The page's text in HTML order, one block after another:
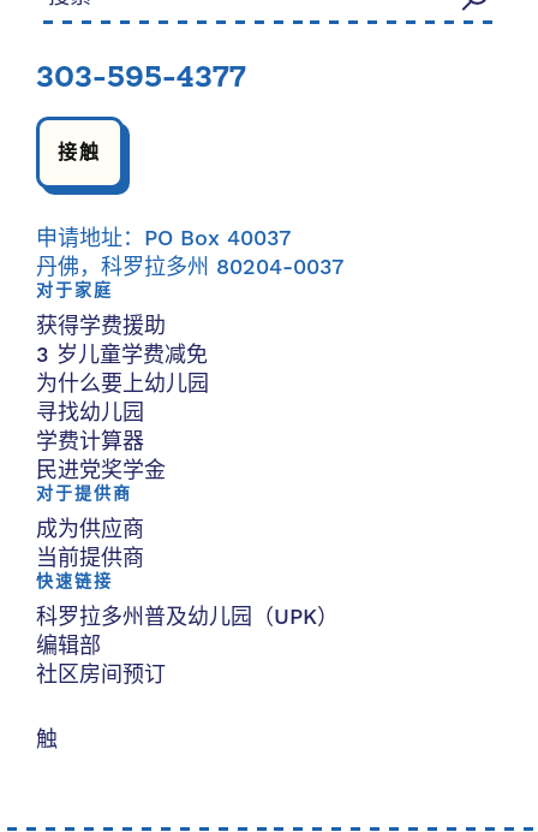
303-595-4377
接触
申请地址：PO Box 40037
丹佛，科罗拉多州 80204-0037
对于家庭
获得学费援助
3 岁儿童学费减免
为什么要上幼儿园
寻找幼儿园
学费计算器
民进党奖学金
对于提供商
成为供应商
当前提供商
快速链接
科罗拉多州普及幼儿园（UPK）
编辑部
社区房间预订
触